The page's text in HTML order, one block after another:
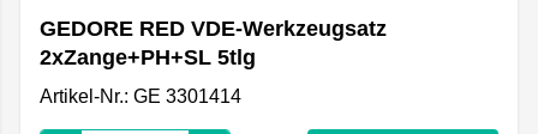
GEDORE RED VDE-Werkzeugsatz
2xZange+PH+SL 5tlg
Artikel-Nr.: GE 3301414